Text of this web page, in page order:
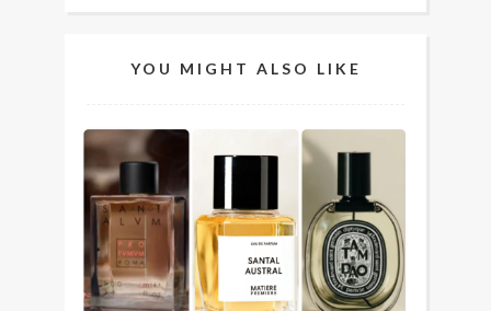
YOU MIGHT ALSO LIKE